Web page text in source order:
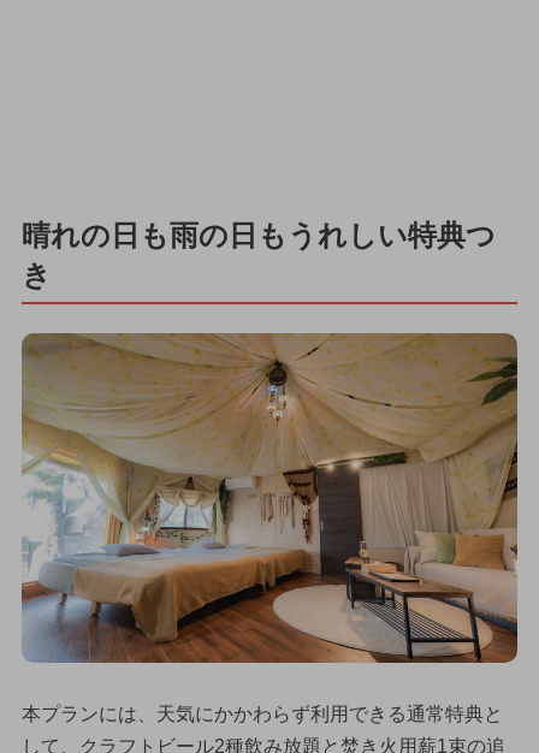
晴れの日も雨の日もうれしい特典つ
き
本プランには、天気にかかわらず利用できる通常特典と
して、クラフトビール2種飲み放題と焚き火用薪1束の追